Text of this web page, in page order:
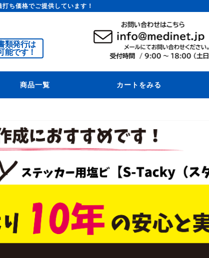
ち価格でご提供しています！
類発行は
能です！
商品一覧 カートをみる